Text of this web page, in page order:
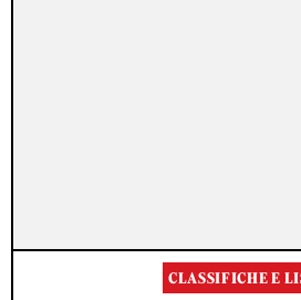
CLASSIFICHE E